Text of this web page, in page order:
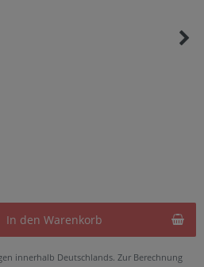
In den Warenkorb
innerhalb Deutschlands. Zur Berechnung